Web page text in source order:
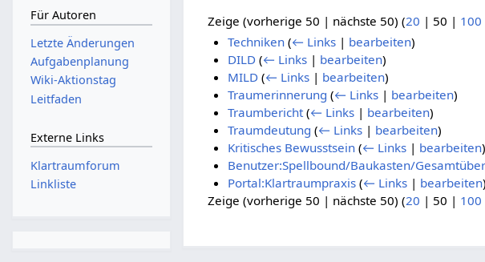
Zeige (vorherige 50 | nächste 50) (20 | 50 | 100
Techniken (← Links| bearbeiten)
DILD (← Links| bearbeiten)
MILD (← Links| bearbeiten)
Traumerinnerung (← Links| bearbeiten)
Traumbericht (← Links| bearbeiten)
Traumdeutung (← Links| bearbeiten)
Kritisches Bewusstsein (← Links| bearbeiten)
Benutzer:Spellbound/Baukasten/
Portal:Klartraumpraxis (← Links| bearbeiten)
Zeige (vorherige 50 | nächste 50) (20 | 50 | 100
Für Autoren
Letzte Änderungen
Aufgabenplanung
Wiki-Aktionstag
Leitfaden
Externe Links
Klartraumforum
Linkliste